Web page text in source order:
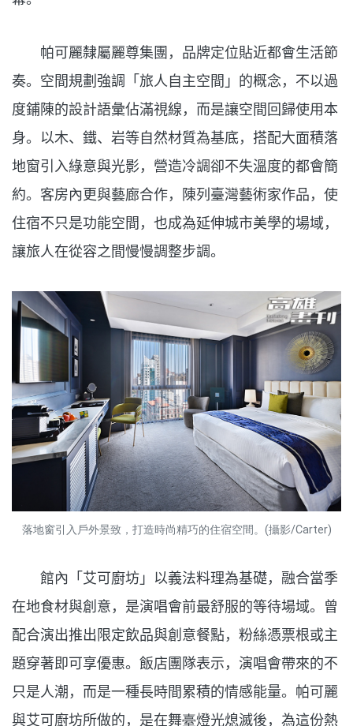
帕可麗隸屬麗尊集團，品牌定位貼近都會生活節
奏。空間規劃強調「旅人自主空間」的概念，不以過
度鋪陳的設計語彙佔滿視線，而是讓空間回歸使用本
身。以木、鐵、岩等自然材質為基底，搭配大面積落
地窗引入綠意與光影，營造冷調卻不失溫度的都會簡
約。客房內更與藝廊合作，陳列臺灣藝術家作品，使
住宿不只是功能空間，也成為延伸城市美學的場域，
讓旅人在從容之間慢慢調整步調。
落地窗引入戶外景致，打造時尚精巧的住宿空間。(攝影/Carter)
館內「艾可廚坊」以義法料理為基礎，融合當季
在地食材與創意，是演唱會前最舒服的等待場域。曾
配合演出推出限定飲品與創意餐點，粉絲憑票根或主
題穿著即可享優惠。飯店團隊表示，演唱會帶來的不
只是人潮，而是一種長時間累積的情感能量。帕可麗
與艾可廚坊所做的，是在舞臺燈光熄滅後，為這份熱